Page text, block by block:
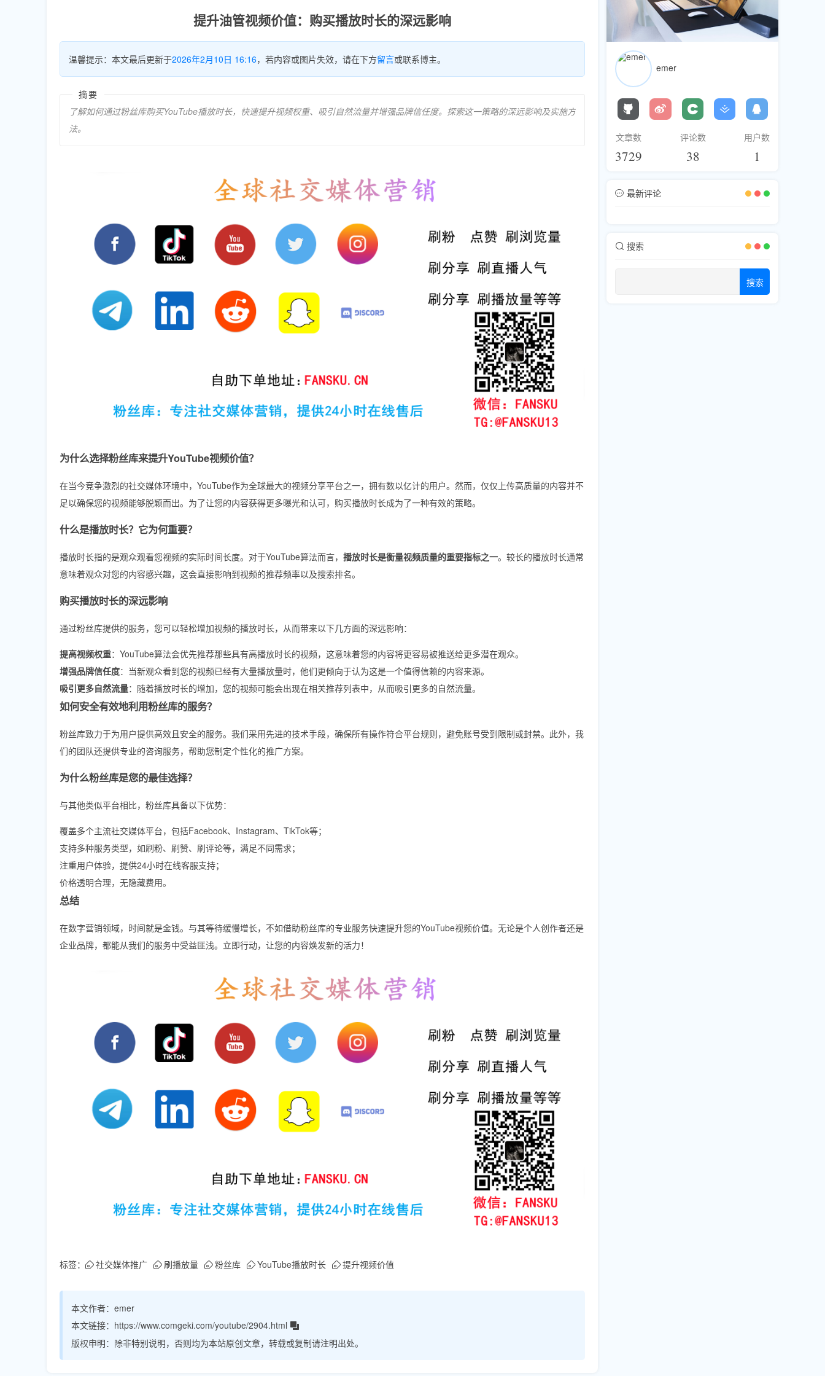
提升油管视频价值：购买播放时长的深远影响
温馨提示：本文最后更新于2026年2月10日 16:16，若内容或图片失效，请在下方留言或联系博主。
摘要
了解如何通过粉丝库购买YouTube播放时长，快速提升视频权重、吸引自然流量并增强品牌信任度。探索这一策略的深远影响及实施方
法。
为什么选择粉丝库来提升YouTube视频价值？
在当今竞争激烈的社交媒体环境中，YouTube作为全球最大的视频分享平台之一，拥有数以亿计的用户。然而，仅仅上传高质量的内容并不
足以确保您的视频能够脱颖而出。为了让您的内容获得更多曝光和认可，购买播放时长成为了一种有效的策略。
什么是播放时长？它为何重要？
播放时长指的是观众观看您视频的实际时间长度。对于YouTube算法而言， 播放时长是衡量视频质量的重要指标之一。较长的播放时长通常
意味着观众对您的内容感兴趣，这会直接影响到视频的推荐频率以及搜索排名。
购买播放时长的深远影响
通过粉丝库提供的服务，您可以轻松增加视频的播放时长，从而带来以下几方面的深远影响：
提高视频权重：YouTube算法会优先推荐那些具有高播放时长的视频，这意味着您的内容将更容易被推送给更多潜在观众。
增强品牌信任度：当新观众看到您的视频已经有大量播放量时，他们更倾向于认为这是一个值得信赖的内容来源。
吸引更多自然流量：随着播放时长的增加，您的视频可能会出现在相关推荐列表中，从而吸引更多的自然流量。
如何安全有效地利用粉丝库的服务？
粉丝库致力于为用户提供高效且安全的服务。我们采用先进的技术手段，确保所有操作符合平台规则，避免账号受到限制或封禁。此外，我
们的团队还提供专业的咨询服务，帮助您制定个性化的推广方案。
为什么粉丝库是您的最佳选择？
与其他类似平台相比，粉丝库具备以下优势：
覆盖多个主流社交媒体平台，包括Facebook、Instagram、TikTok等；
支持多种服务类型，如刷粉、刷赞、刷评论等，满足不同需求；
注重用户体验，提供24小时在线客服支持；
价格透明合理，无隐藏费用。
总结
在数字营销领域，时间就是金钱。与其等待缓慢增长，不如借助粉丝库的专业服务快速提升您的YouTube视频价值。无论是个人创作者还是
企业品牌，都能从我们的服务中受益匪浅。立即行动，让您的内容焕发新的活力！
标签： 社交媒体推广 刷播放量 粉丝库 YouTube播放时长 提升视频价值
本文作者： emer
本文链接： https://www.comgeki.com/youtube/2904.html
版权申明： 除非特别说明，否则均为本站原创文章，转载或复制请注明出处。
emer
文章数
3729
评论数
38
用户数
1
最新评论
搜索
搜索